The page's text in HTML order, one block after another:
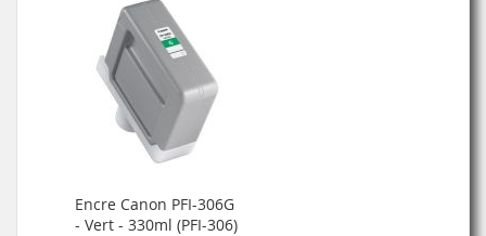
Encre Canon PFI-306G
- Vert - 330ml (PFI-306)